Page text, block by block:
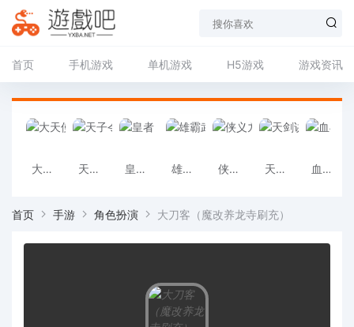
首页 手机游戏 单机游戏 H5游戏 游戏资讯
大天使之剑 天子令（送GM20万充高返版） 皇者（GM手撸无限充） 雄霸武神_内置0.1折灵符无限充 侠义九州（打金无限爽充） 天剑诀（0.1人界修仙传） 血与沙OL（热血传奇）
首页 手游 角色扮演 大刀客（魔改养龙寺刷充）